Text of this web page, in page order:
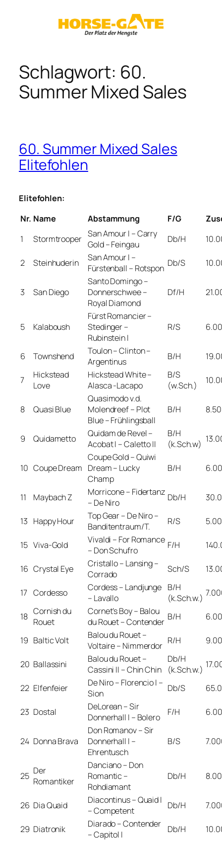
Schlagwort: 60.
Summer Mixed Sales
60. Summer Mixed Sales
Elitefohlen
Elitefohlen:
Nr. Name Abstammung F/G
1
Stormtrooper San Amour I – Carry
Gold – Feingau
Db/H
2 Steinhuderin
San Amour I –
Fürstenball – Rotspon Db/S
3 San Diego
Santo Domingo –
Donnerschwee –
Royal Diamond
Df/H
5 Kalaboush
Fürst Romancier –
Stedinger –
Rubinstein I
R/S
6 Townshend
Toulon – Clinton –
Argentinus
B/H
7
Hickstead
Love
Hickstead White –
Alasca -Lacapo
B/S
(w.Sch.)
8 Quasi Blue
Quasimodo v.d.
Molendreef – Plot
Blue – Frühlingsball
B/H
9 Quidametto
Quidam de Revel –
Acobat I – Caletto II
B/H
(k.Sch.w)
10 Coupe Dream
Coupe Gold – Quiwi
Dream – Lucky
Champ
B/H
11 Maybach Z
Morricone – Fidertanz
– De Niro
Db/H
13 Happy Hour
Top Gear – De Niro –
Banditentraum/T.
R/S
15 Viva-Gold
Vivaldi – For Romance
– Don Schufro
F/H
16 Crystal Eye
Cristallo – Lansing –
Corrado
Sch/S
17 Cordesso
Cordess – Landjunge
– Lavallo
B/H
(k.Sch.w.)
18 Cornish du
Rouet
Cornet’s Boy – Balou
du Rouet – Contender B/H
19 Baltic Volt
Balou du Rouet –
Voltaire – Nimmerdor R/H
20 Ballassini
Balou du Rouet –
Cassini II – Chin Chin
Db/H
(k.Sch.w.)
22 Elfenfeier
De Niro – Florencio I –
Sion
Db/S
23 Dostal
DeLorean – Sir
Donnerhall I – Bolero
F/H
24 Donna Brava
Don Romanov – Sir
Donnerhall I –
Ehrentusch
B/S
25 Der
Romantiker
Danciano – Don
Romantic –
Rohdiamant
Db/H
26 Dia Quaid
Diacontinus – Quaid I
– Competent
Db/H
29 Diatronik
Diarado – Contender
– Capitol I
Db/H